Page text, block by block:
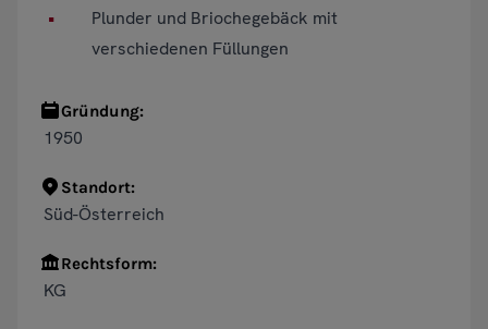
Plunder und Briochegebäck mit
verschiedenen Füllungen
Gründung:
1950
Standort:
Süd-Österreich
Rechtsform:
KG